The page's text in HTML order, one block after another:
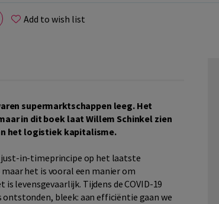
Add to wish list
supermarktschappen leeg. Het
in dit boek laat Willem Schinkel zien
het logistiek kapitalisme.
in-timeprincipe op het laatste
het is vooral een manier om
levensgevaarlijk. Tijdens de COVID-19
bleek: aan efficiëntie gaan we